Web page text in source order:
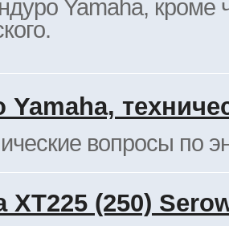
Yamaha, кроме
Yamaha,
вопросы по
XT225 (250)